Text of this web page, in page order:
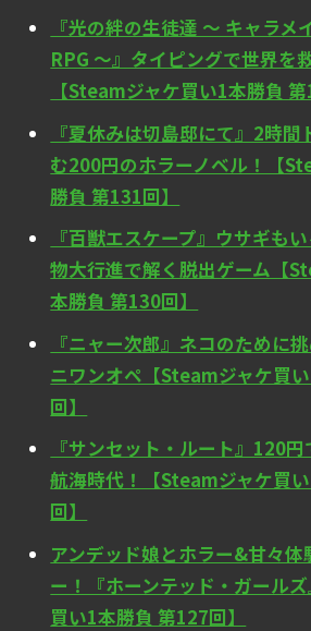
『光の絆の生徒達 ～ キャラメ
RPG ～』タイピングで世界を
【Steamジャケ買い1本勝負 第
『夏休みは切島邸にて』2時
む200円のホラーノベル！【
勝負 第131回】
『百獣エスケープ』ウサギも
物大行進で解く脱出ゲーム【
本勝負 第130回】
『ニャー次郎』ネコのために
ニワンオペ【Steamジャケ買
回】
『サンセット・ルート』120
航海時代！【Steamジャケ買
回】
アンデッド娘とホラー&甘々体
ー！『ホーンテッド・ガール
買い1本勝負 第127回】